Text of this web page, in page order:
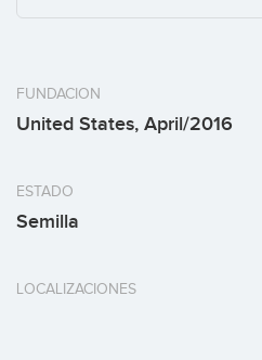
FUNDACION
United States, April/2016
ESTADO
Semilla
LOCALIZACIONES